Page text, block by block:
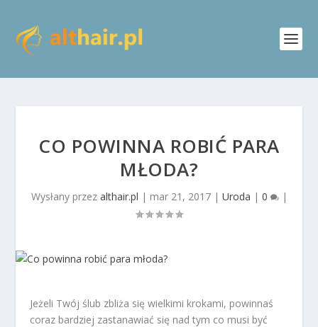
CO POWINNA ROBIĆ PARA
MŁODA?
Wysłany przez althair.pl | mar 21, 2017| Uroda | 0 |
Jeżeli Twój ślub zbliża się wielkimi krokami, powinnaś
coraz bardziej zastanawiać się nad tym co musi być